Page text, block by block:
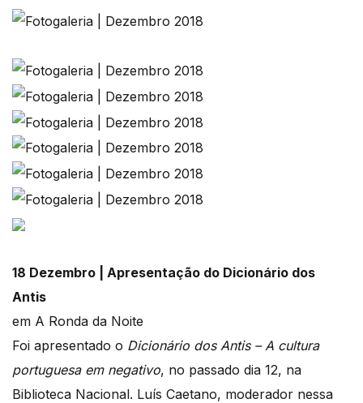
18 Dezembro | Apresentação do Dicionário dos
Antis
em A Ronda da Noite
Foi apresentado o Dicionário dos Antis – A cultura
portuguesa em negativo, no passado dia 12, na
Biblioteca Nacional. Luís Caetano, moderador nessa